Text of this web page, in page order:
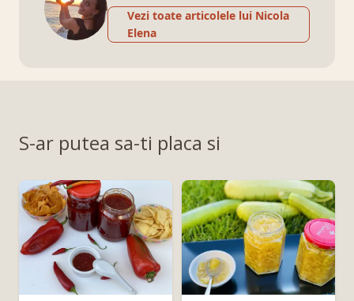
Vezi toate articolele lui Nicola
Elena
S-ar putea sa-ti placa si